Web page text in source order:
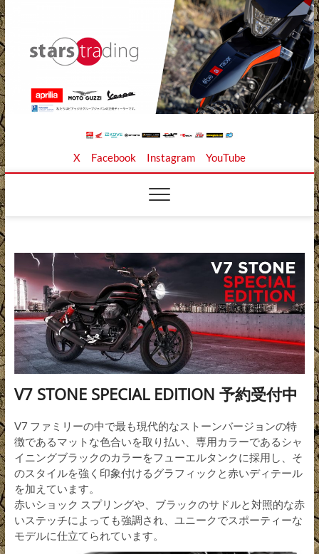
Skip
to
content
Stars Trading Ltd. |
株式会社スターズト
レーディング
APRILIA MOTO GUZZI正規ディーラー、REKLUSE、
X Facebook Instagram YouTube
V7 STONE SPECIAL EDITION 予約受付中
V7 ファミリーの中で最も現代的なストーンバージョンの特
徴であるマットな色合いを取り払い、専用カラーであるシャ
イニングブラックのカラーをフューエルタンクに採用し、そ
のスタイルを強く印象付けるグラフィックと赤いディテール
を加えています。
赤いショック スプリングや、ブラックのサドルと対照的な赤
いステッチによっても強調され、ユニークでスポーティーな
モデルに仕立てられています。